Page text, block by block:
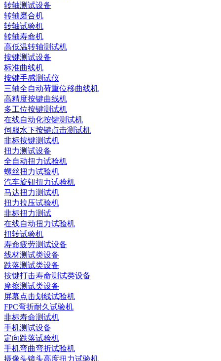
转轴测试设备
转轴磨合机
转轴试验机
转轴寿命机
高低温转轴测试机
按键测试设备
标准曲线机
按键手感测试仪
三轴全自动荷重位移曲线机
高精度按键曲线机
多工位按键测试机
在线自动化按键测试机
伺服水下按键点击测试机
非标按键测试机
扭力测试设备
全自动扭力试验机
螺丝扭力试验机
汽车旋钮扭力试验机
马达扭力测试机
扭力拉压试验机
非标扭力测试
在线自动扭力试验机
扭转试验机
寿命疲劳测试设备
线材测试类设备
跌落测试类设备
按键打击寿命测试类设备
摩擦测试类设备
屏幕点击划线试验机
FPC弯折耐久试验机
非标寿命测试机
手机测试设备
定向跌落试验机
手机弯曲弯折试验机
摄像头镜头高度扭力试验机